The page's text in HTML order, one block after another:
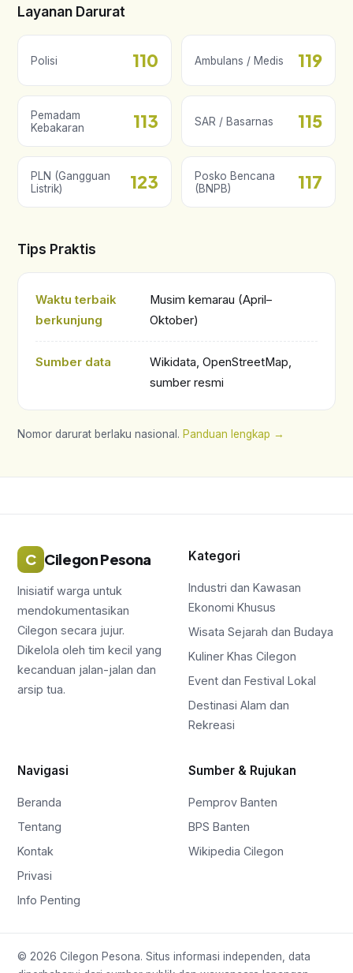
Layanan Darurat
Polisi 110 Ambulans / Medis 119
Pemadam
Kebakaran
113 SAR / Basarnas 115
PLN (Gangguan
Listrik)
123
Posko Bencana
(BNPB)
117
Tips Praktis
Waktu terbaik
berkunjung
Musim kemarau (April–
Oktober)
Sumber data
Wikidata, OpenStreetMap,
sumber resmi
Nomor darurat berlaku nasional. Panduan lengkap →
C Cilegon Pesona
Inisiatif warga untuk
mendokumentasikan
Cilegon secara jujur.
Dikelola oleh tim kecil yang
kecanduan jalan-jalan dan
arsip tua.
Kategori
Industri dan Kawasan
Ekonomi Khusus
Wisata Sejarah dan Budaya
Kuliner Khas Cilegon
Event dan Festival Lokal
Destinasi Alam dan
Rekreasi
Navigasi
Beranda
Tentang
Kontak
Privasi
Info Penting
Sumber & Rujukan
Pemprov Banten
BPS Banten
Wikipedia Cilegon
© 2026 Cilegon Pesona. Situs informasi independen, data